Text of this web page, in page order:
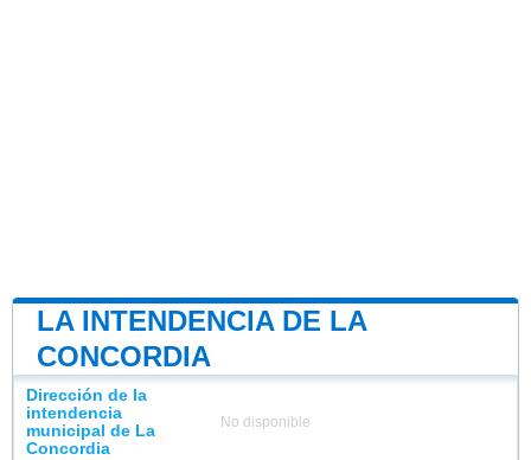
LA INTENDENCIA DE LA
CONCORDIA
Dirección de la
intendencia
municipal de La
Concordia
No disponible